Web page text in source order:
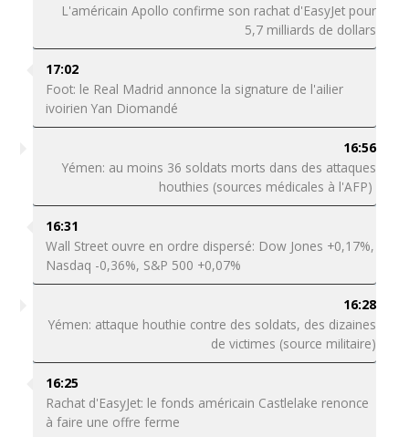
L'américain Apollo confirme son rachat d'EasyJet pour
5,7 milliards de dollars
17:02
Foot: le Real Madrid annonce la signature de l'ailier
ivoirien Yan Diomandé
16:56
Yémen: au moins 36 soldats morts dans des attaques
houthies (sources médicales à l'AFP)
16:31
Wall Street ouvre en ordre dispersé: Dow Jones +0,17%,
Nasdaq -0,36%, S&P 500 +0,07%
16:28
Yémen: attaque houthie contre des soldats, des dizaines
de victimes (source militaire)
16:25
Rachat d'EasyJet: le fonds américain Castlelake renonce
à faire une offre ferme